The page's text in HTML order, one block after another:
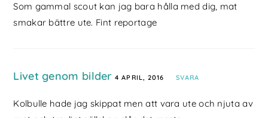
Som gammal scout kan jag bara hålla med dig, mat
smakar bättre ute. Fint reportage
Livet genom bilder 4 APRIL, 2016 SVARA
Kolbulle hade jag skippat men att vara ute och njuta av